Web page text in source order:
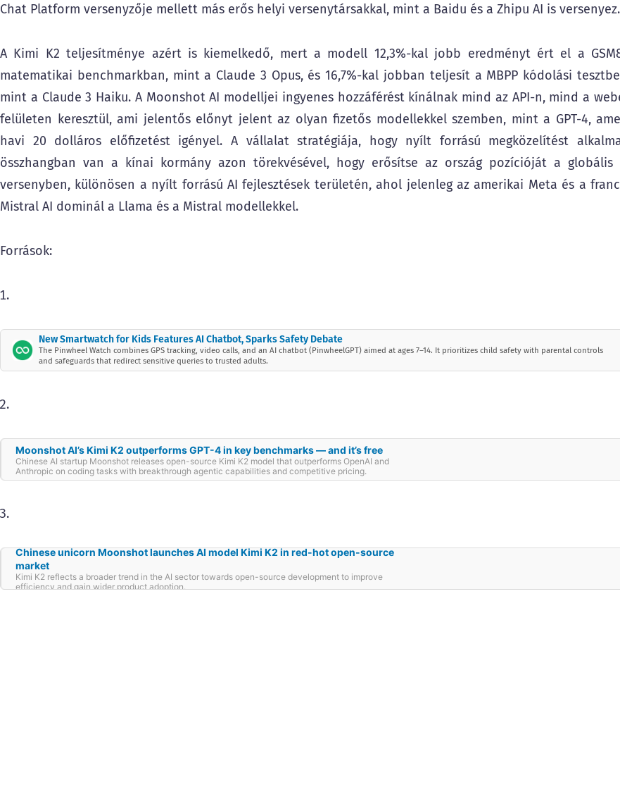
Chat Platform versenyzője mellett más erős helyi versenytársakkal, mint a Baidu és a Zhipu AI is versenyez.
A Kimi K2 teljesítménye azért is kiemelkedő, mert a modell 12,3%-kal jobb eredményt ért el a
matematikai benchmarkban, mint a Claude 3 Opus, és 16,7%-kal jobban teljesít a MBPP kódolási
mint a Claude 3 Haiku. A Moonshot AI modelljei ingyenes hozzáférést kínálnak mind az API-n, mind a
felületen keresztül, ami jelentős előnyt jelent az olyan fizetős modellekkel szemben, mint a GPT-4,
havi 20 dolláros előfizetést igényel. A vállalat stratégiája, hogy nyílt forrású megközelítést
összhangban van a kínai kormány azon törekvésével, hogy erősítse az ország pozícióját a globális
versenyben, különösen a nyílt forrású AI fejlesztések területén, ahol jelenleg az amerikai Meta és a
Mistral AI dominál a Llama és a Mistral modellekkel.
Források:
New Smartwatch for Kids Features AI Chatbot, Sparks Safety Debate
The Pinwheel Watch combines GPS tracking, video calls, and an AI chatbot (PinwheelGPT) aimed at ages 7–14. It prioritizes child safety with parental controls
and safeguards that redirect sensitive queries to trusted adults.
Moonshot AI’s Kimi K2 outperforms GPT-4 in key benchmarks — and it’s free
Chinese AI startup Moonshot releases open-source Kimi K2 model that outperforms OpenAI and
Anthropic on coding tasks with breakthrough agentic capabilities and competitive pricing.
Chinese unicorn Moonshot launches AI model Kimi K2 in red-hot open-source
market
Kimi K2 reflects a broader trend in the AI sector towards open-source development to improve
efficiency and gain wider product adoption.